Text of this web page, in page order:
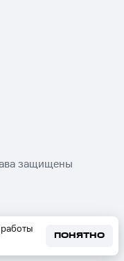
ПОНЯТНО
защищены